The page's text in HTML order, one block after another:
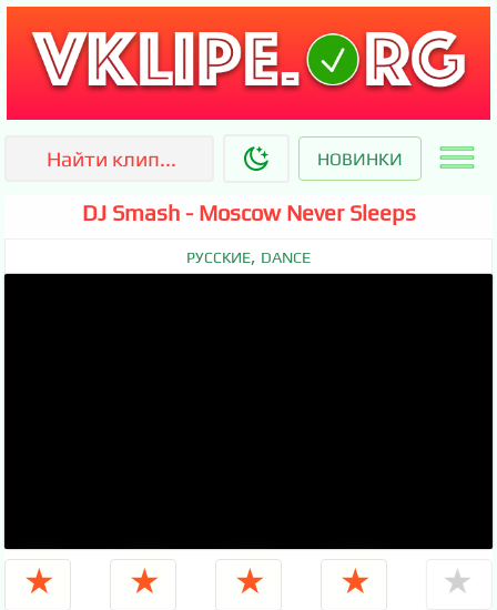
НОВИНКИ
DJ Smash - Moscow Never Sleeps
РУССКИЕ, DANCE
★ ★ ★ ★ ★